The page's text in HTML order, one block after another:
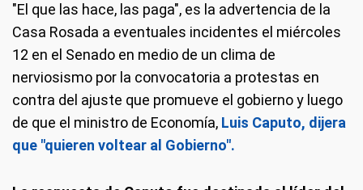
"El que las hace, las paga", es la advertencia de la
Casa Rosada a eventuales incidentes el miércoles
12 en el Senado en medio de un clima de
nerviosismo por la convocatoria a protestas en
contra del ajuste que promueve el gobierno y luego
de que el ministro de Economía, Luis Caputo, dijera
que "quieren voltear al Gobierno".